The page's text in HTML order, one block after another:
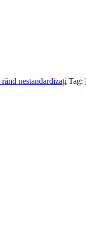
nestandardizați Tag: